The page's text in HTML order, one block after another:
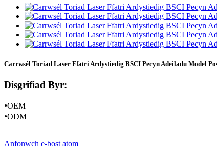
Carrwsél Toriad Laser Ffatri Ardystiedig BSCI Pecyn Adeiladu Model
Disgrifiad Byr:
•OEM
•ODM
Anfonwch e-bost atom